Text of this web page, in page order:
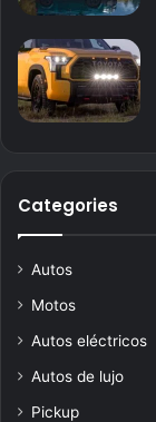
Categories
Autos
Motos
Autos eléctricos
Autos de lujo
Pickup